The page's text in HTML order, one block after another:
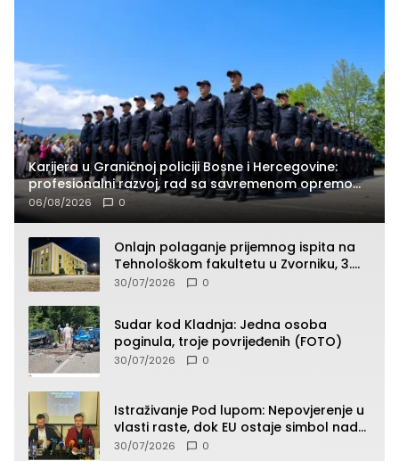
Karijera u Graničnoj policiji Bosne i Hercegovine:
profesionalni razvoj, rad sa savremenom opremom
i služba građanima
06/08/2026 0
Onlajn polaganje prijemnog ispita na
Tehnološkom fakultetu u Zvorniku, 3.
septembra u 9.00 časova
30/07/2026 0
Sudar kod Kladnja: Jedna osoba
poginula, troje povrijeđenih (FOTO)
30/07/2026 0
Istraživanje Pod lupom: Nepovjerenje u
vlasti raste, dok EU ostaje simbol nade
građana
30/07/2026 0